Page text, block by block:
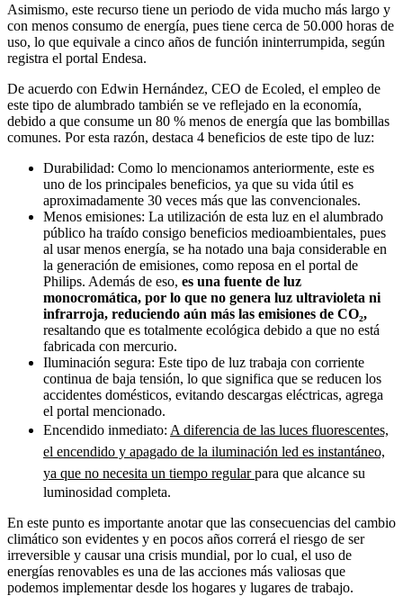
Asimismo, este recurso tiene un periodo de vida mucho más largo y
con menos consumo de energía, pues tiene cerca de 50.000 horas de
uso, lo que equivale a cinco años de función ininterrumpida, según
registra el portal Endesa.
De acuerdo con Edwin Hernández, CEO de Ecoled, el empleo de
este tipo de alumbrado también se ve reflejado en la economía,
debido a que consume un 80 % menos de energía que las bombillas
comunes. Por esta razón, destaca 4 beneficios de este tipo de luz:
Durabilidad: Como lo mencionamos anteriormente, este es
uno de los principales beneficios, ya que su vida útil es
aproximadamente 30 veces más que las convencionales.
Menos emisiones: La utilización de esta luz en el alumbrado
público ha traído consigo beneficios medioambientales, pues
al usar menos energía, se ha notado una baja considerable en
la generación de emisiones, como reposa en el portal de
Philips. Además de eso, es una fuente de luz
monocromática, por lo que no genera luz ultravioleta ni
infrarroja, reduciendo aún más las emisiones de CO₂,
resaltando que es totalmente ecológica debido a que no está
fabricada con mercurio.
Iluminación segura: Este tipo de luz trabaja con corriente
continua de baja tensión, lo que significa que se reducen los
accidentes domésticos, evitando descargas eléctricas, agrega
el portal mencionado.
Encendido inmediato: A diferencia de las luces fluorescentes,
el encendido y apagado de la iluminación led es instantáneo,
ya que no necesita un tiempo regularpara que alcance su
luminosidad completa.
En este punto es importante anotar que las consecuencias del cambio
climático son evidentes y en pocos años correrá el riesgo de ser
irreversible y causar una crisis mundial, por lo cual, el uso de
energías renovables es una de las acciones más valiosas que
podemos implementar desde los hogares y lugares de trabajo.